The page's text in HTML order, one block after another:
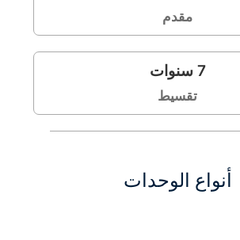
مقدم
7 سنوات
تقسيط
أنواع الوحدات